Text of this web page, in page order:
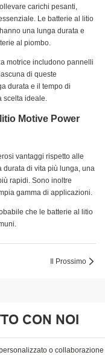
carichi pesanti,
Le batterie al litio
una lunga durata e
al piombo.
motrice includono pannelli
di queste
durata e il tempo di
scelta ideale.
Motive Power
vantaggi rispetto alle
di vita più lunga, una
rapidi. Sono inoltre
gamma di applicazioni.
che le batterie al litio
Il Prossimo
CON NOI
o collaborazione